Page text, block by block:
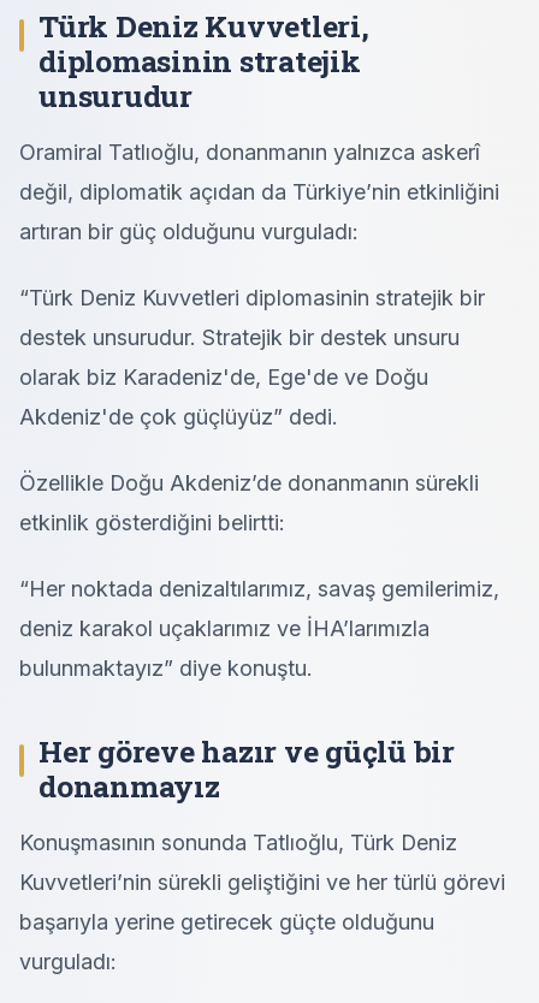
Türk Deniz Kuvvetleri,
diplomasinin stratejik
unsurudur
Oramiral Tatlıoğlu, donanmanın yalnızca askerî
değil, diplomatik açıdan da Türkiye’nin etkinliğini
artıran bir güç olduğunu vurguladı:
“Türk Deniz Kuvvetleri diplomasinin stratejik bir
destek unsurudur. Stratejik bir destek unsuru
olarak biz Karadeniz'de, Ege'de ve Doğu
Akdeniz'de çok güçlüyüz” dedi.
Özellikle Doğu Akdeniz’de donanmanın sürekli
etkinlik gösterdiğini belirtti:
“Her noktada denizaltılarımız, savaş gemilerimiz,
deniz karakol uçaklarımız ve İHA’larımızla
bulunmaktayız” diye konuştu.
Her göreve hazır ve güçlü bir
donanmayız
Konuşmasının sonunda Tatlıoğlu, Türk Deniz
Kuvvetleri’nin sürekli geliştiğini ve her türlü görevi
başarıyla yerine getirecek güçte olduğunu
vurguladı: